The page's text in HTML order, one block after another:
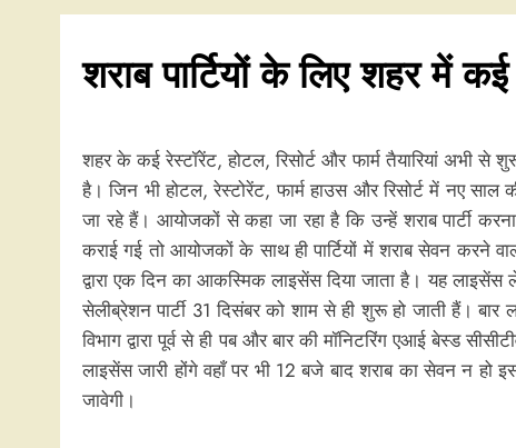
शराब पार्टियों के लिए शहर में
शहर के कई रेस्टॉरेंट, होटल, रिसोर्ट और फार्म तैयारियां अभी से
है। जिन भी होटल, रेस्टोरेंट, फार्म हाउस और रिसोर्ट में नए साल
जा रहे हैं। आयोजकों से कहा जा रहा है कि उन्हें शराब पार्टी
कराई गई तो आयोजकों के साथ ही पार्टियों में शराब सेवन करने
द्वारा एक दिन का आकस्मिक लाइसेंस दिया जाता है। यह
सेलीब्रेशन पार्टी 31 दिसंबर को शाम से ही शुरू हो जाती हैं।
विभाग द्वारा पूर्व से ही पब और बार की मॉनिटरिंग एआई बेस्ड
लाइसेंस जारी होंगे वहाँ पर भी 12 बजे बाद शराब का सेवन न हो
जावेगी।